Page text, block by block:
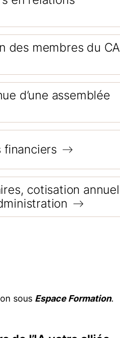
des membres du CA
d’une assemblée
financiers
cotisation
sous Espace Formation.